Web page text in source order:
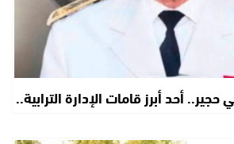
أحد أبرز قامات الإدارة الترابية..